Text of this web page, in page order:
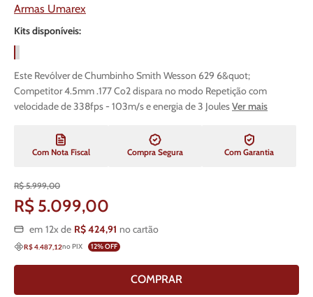
Armas Umarex
Kits disponíveis:
Este Revólver de Chumbinho Smith Wesson 629 6&quot;
Competitor 4.5mm .177 Co2 dispara no modo Repetição com
velocidade de 338fps - 103m/s e energia de 3 JoulesVer mais
Com Nota Fiscal Compra Segura Com Garantia
R$ 5.999,00
R$ 5.099,00
em 12x de R$424,91 no cartão
R$ 4.487,12no PIX 12% OFF
COMPRAR